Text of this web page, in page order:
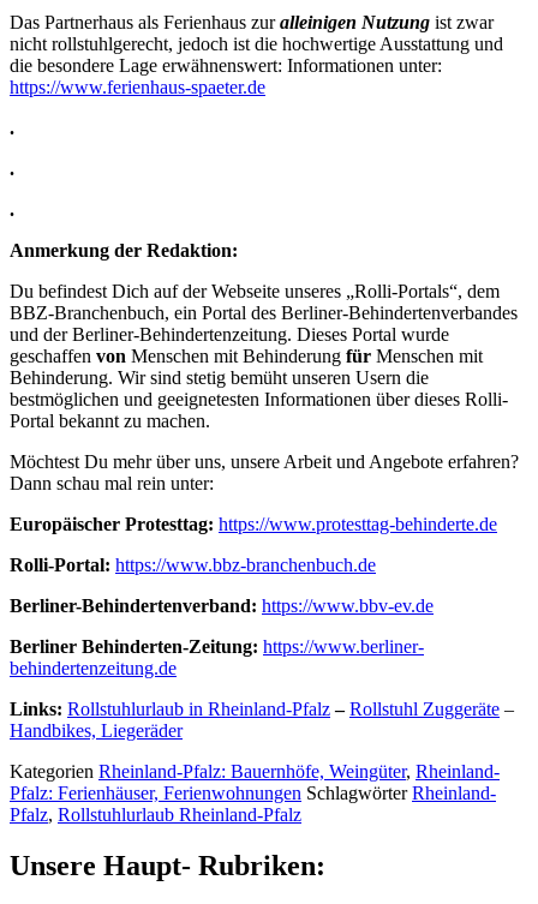
Das Partnerhaus als Ferienhaus zuralleinigen Nutzung ist zwar
nicht rollstuhlgerecht, jedoch ist die hochwertige Ausstattung und
die besondere Lage erwähnenswert: Informationen unter:
https://www.ferienhaus-spaeter.de
.
.
.
Anmerkung der Redaktion:
Du befindest Dich auf der Webseite unseres „Rolli-Portals“, dem
BBZ-Branchenbuch, ein Portal des Berliner-Behindertenverbandes
und der Berliner-Behindertenzeitung. Dieses Portal wurde
geschaffen von Menschen mit Behinderung für Menschen mit
Behinderung. Wir sind stetig bemüht unseren Usern die
bestmöglichen und geeignetesten Informationen über dieses Rolli-
Portal bekannt zu machen.
Möchtest Du mehr über uns, unsere Arbeit und Angebote erfahren?
Dann schau mal rein unter:
Europäischer Protesttag: https://www.protesttag-behinderte.de
Rolli-Portal: https://www.bbz-branchenbuch.de
Berliner-Behindertenverband: https://www.bbv-ev.de
Berliner Behinderten-Zeitung: https://www.berliner-
behindertenzeitung.de
Links: Rollstuhlurlaub in Rheinland-Pfalz – Rollstuhl Zuggeräte –
Handbikes, Liegeräder
Kategorien Rheinland-Pfalz: Bauernhöfe, Weingüter, Rheinland-
Pfalz: Ferienhäuser, Ferienwohnungen SchlagwörterRheinland-
Pfalz, Rollstuhlurlaub Rheinland-Pfalz
Unsere Haupt- Rubriken: